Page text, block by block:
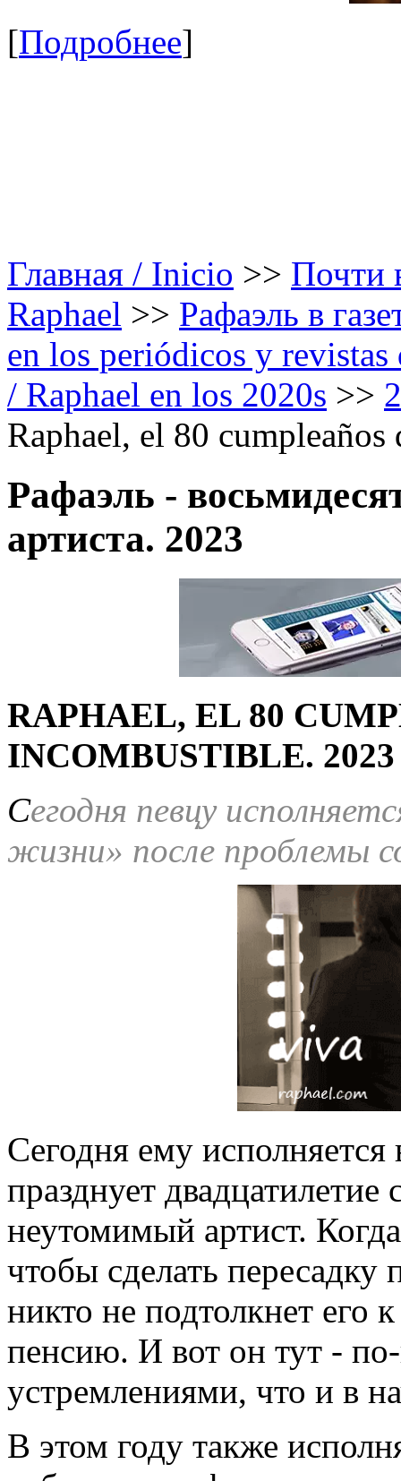
[Подробнее]
Главная / Inicio >> Почти
Raphael >> Рафаэль в
en los periódicos y
/ Raphael en los 2020s >>
Raphael, el 80
Рафаэль -
артиста. 2023
RAPHAEL, EL 80
INCOMBUSTIBLE. 2023
Сегодня певцу
жизни» после проблемы
Сегодня ему исполняется
празднует
неутомимый артист.
чтобы сделать
никто не подтолкнет его
пенсию. И вот он тут -
устремлениями, что и в
В этом году также